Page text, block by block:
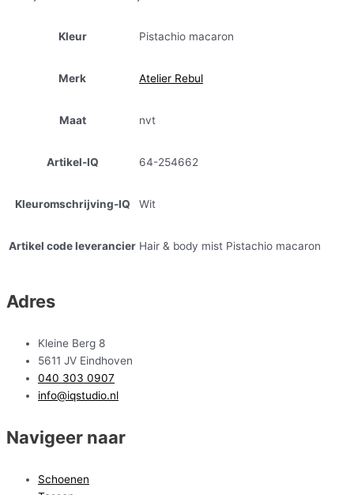
Kleur Pistachio macaron
Merk Atelier Rebul
Maat nvt
Artikel-IQ 64-254662
Kleuromschrijving-IQ Wit
Artikel code leverancier Hair & body mist Pistachio macaron
Adres
Kleine Berg 8
5611 JV Eindhoven
040 303 0907
info@iqstudio.nl
Navigeer naar
Schoenen